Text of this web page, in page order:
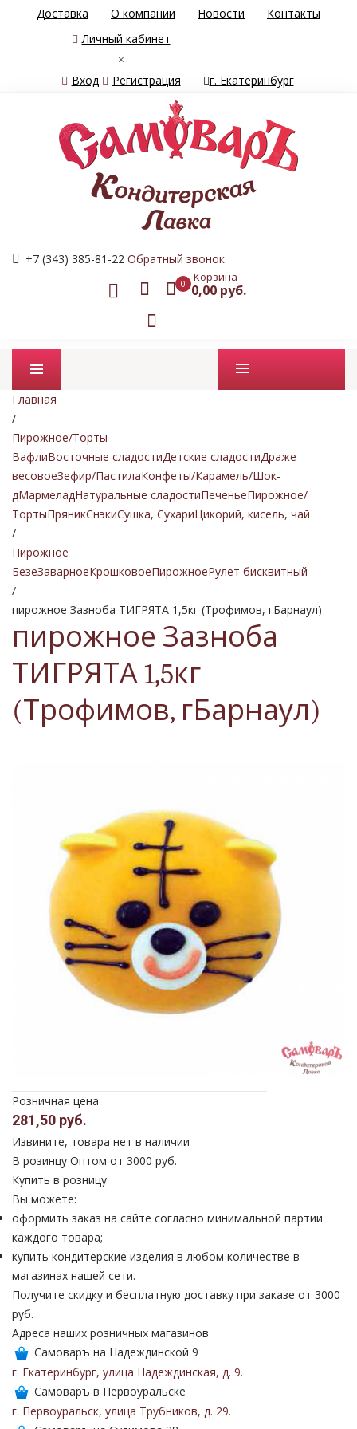
Доставка О компании Новости
Контакты
Личный кабинет
×
Вход
Регистрация г. Екатеринбург
+7 (343) 385-81-22 Обратный звонок
0 Корзина
0,00 руб.
Промо товары
Главная
/
Пирожное/Торты
ВафлиВосточные сладостиДетские сладостиДраже
весовоеЗефир/ПастилаКонфеты/Карамель/Шок-
дМармеладНатуральные сладостиПеченьеПирожное/
ТортыПряникСнэкиСушка, СухариЦикорий, кисель, чай
/
Пирожное
БезеЗаварноеКрошковоеПирожноеРулет бисквитный
/
пирожное Зазноба ТИГРЯТА 1,5кг (Трофимов, гБарнаул)
пирожное Зазноба
ТИГРЯТА 1,5кг
(Трофимов, гБарнаул)
Розничная цена
281,50 руб.
Извините, товара нет в наличии
В розинцу Оптом от 3000 руб.
Купить в розницу
Вы можете:
оформить заказ на сайте согласно минимальной партии
каждого товара;
купить кондитерские изделия в любом количестве в
магазинах нашей сети.
Получите скидку и бесплатную доставку при заказе от 3000
руб.
Адреса наших розничных магазинов
Самоваръ на Надеждинской 9
г. Екатеринбург, улица Надеждинская, д. 9.
Самоваръ в Первоуральске
г. Первоуральск, улица Трубников, д. 29.